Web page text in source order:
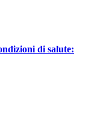
di salute: